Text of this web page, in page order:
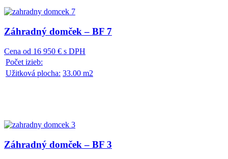
Záhradný domček – BF 7
Cena od 16 950 € s DPH
Počet izieb:
Užitková plocha: 33.00 m2
Záhradný domček – BF 3